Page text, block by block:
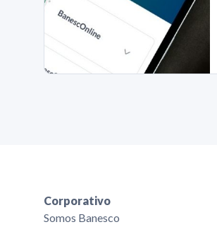
Corporativo
Somos Banesco